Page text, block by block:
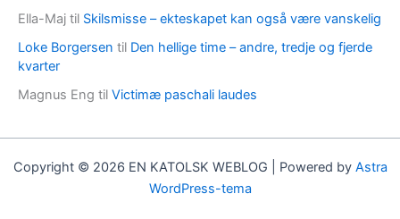
Ella-Maj til Skilsmisse – ekteskapet kan også være vanskelig
Loke Borgersen til Den hellige time – andre, tredje og fjerde
kvarter
Magnus Eng til Victimæ paschali laudes
Copyright © 2026 EN KATOLSK WEBLOG | Powered by Astra
WordPress-tema